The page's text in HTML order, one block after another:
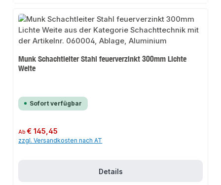
Munk Schachtleiter Stahl feuerverzinkt 300mm Lichte
Weite
Sofort verfügbar
Regulärer Preis:
Ab€ 145,45
zzgl. Versandkosten nach AT
Details